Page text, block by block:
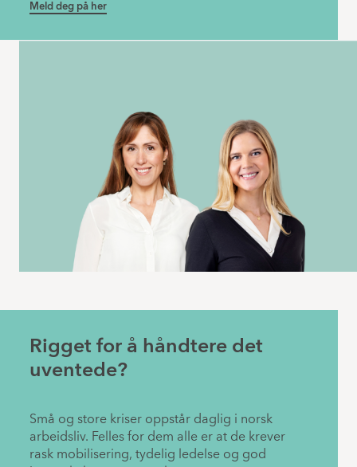
Meld deg på her
Rigget for å håndtere det
uventede?
Små og store kriser oppstår daglig i norsk
arbeidsliv. Felles for dem alle er at de krever
rask mobilisering, tydelig ledelse og god